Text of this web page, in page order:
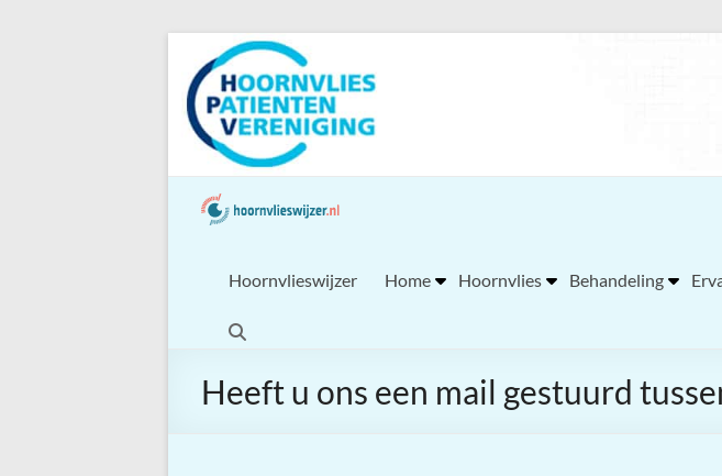
naar
inhoud
Hoornvlieswijzer Home Hoornvlies Behandeling
Heeft u ons een mail gestuurd